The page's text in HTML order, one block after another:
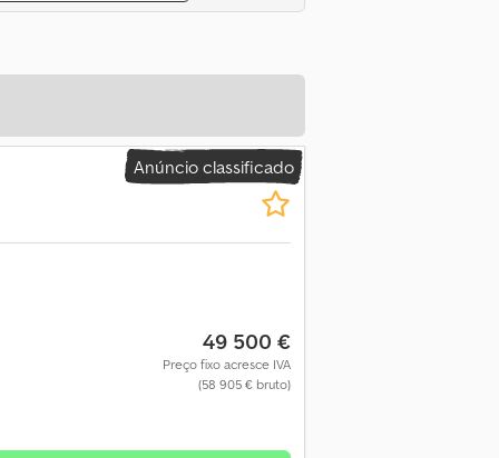
Anúncio classificado
49 500 €
Preço fixo acresce IVA
(58 905 € bruto)